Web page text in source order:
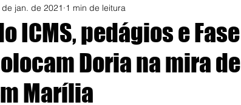
ICMS, pedágios e Fase
Doria na mira de
Marília
de jan. de 2021 1 min de leitura